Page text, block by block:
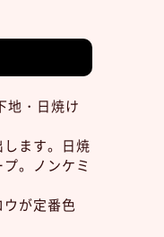
地・日焼け
ます。日焼
。ノンケミ
が定番色